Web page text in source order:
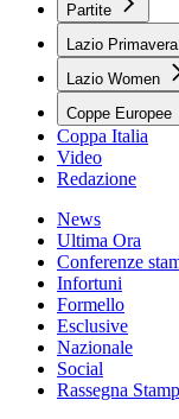
Partite
Lazio Primavera
Lazio Women
Coppe Europee
Coppa Italia
Video
Redazione
News
Ultima Ora
Conferenze
Infortuni
Formello
Esclusive
Nazionale
Social
Rassegna